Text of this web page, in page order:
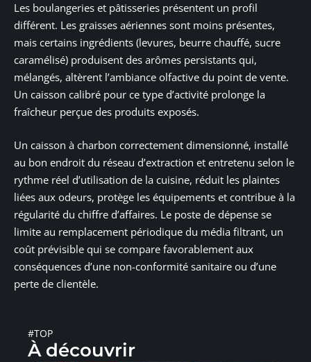
Les boulangeries et pâtisseries présentent un profil
différent. Les graisses aériennes sont moins présentes,
mais certains ingrédients (levures, beurre chauffé, sucre
caramélisé) produisent des arômes persistants qui,
mélangés, altèrent l’ambiance olfactive du point de vente.
Un caisson calibré pour ce type d’activité prolonge la
fraîcheur perçue des produits exposés.
Un caisson à charbon correctement dimensionné, installé
au bon endroit du réseau d’extraction et entretenu selon le
rythme réel d’utilisation de la cuisine, réduit les plaintes
liées aux odeurs, protège les équipements et contribue à la
régularité du chiffre d’affaires. Le poste de dépense se
limite au remplacement périodique du média filtrant, un
coût prévisible qui se compare favorablement aux
conséquences d’une non-conformité sanitaire ou d’une
perte de clientèle.
#TOP
À découvrir